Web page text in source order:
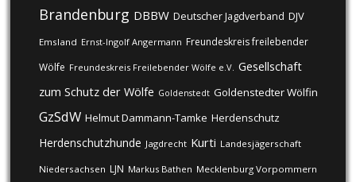
Brandenburg DBBW Deutscher Jagdverband DJV
Emsland Ernst-Ingolf Angermann Freundeskreis freilebender
Wölfe Freundeskreis Freilebender Wölfe e.V. Gesellschaft
zum Schutz der Wölfe Goldenstedt Goldenstedter Wölfin
GzSdW Helmut Dammann-Tamke Herdenschutz
Herdenschutzhunde Jagdrecht Kurti Landesjägerschaft
Niedersachsen LJN Markus Bathen Mecklenburg Vorpommern